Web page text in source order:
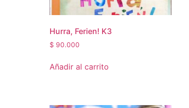
Hurra, Ferien! K3
$ 90.000
Añadir al carrito